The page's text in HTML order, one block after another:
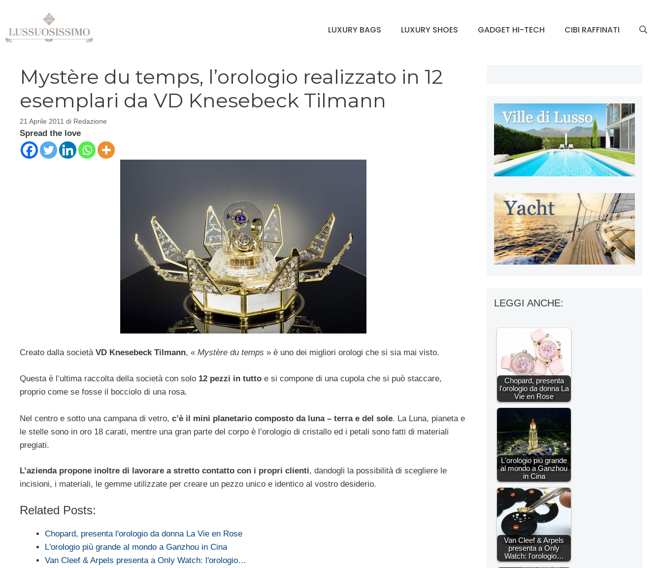
contenuto
LUXURY BAGS LUXURY SHOES GADGET HI-TECH CIBI RAFFINATI
Mystère du temps, l’orologio realizzato in 12
esemplari da VD Knesebeck Tilmann
21 Aprile 2011 di Redazione
Spread the love
Creato dalla società VD Knesebeck Tilmann, « Mystère du temps » è uno dei migliori orologi che si sia mai visto.
Questa è l’ultima raccolta della società con solo 12 pezzi in tutto e si compone di una cupola che si può staccare,
proprio come se fosse il bocciolo di una rosa.
Nel centro e sotto una campana di vetro, c’è il mini planetario composto da luna – terra e del sole. La Luna, pianeta e
le stelle sono in oro 18 carati, mentre una gran parte del corpo è l’orologio di cristallo ed i petali sono fatti di materiali
pregiati.
L’azienda propone inoltre di lavorare a stretto contatto con i propri clienti, dandogli la possibilità di scegliere le
incisioni, i materiali, le gemme utilizzate per creare un pezzo unico e identico al vostro desiderio.
Related Posts:
Chopard, presenta l'orologio da donna La Vie en Rose
L'orologio più grande al mondo a Ganzhou in Cina
Van Cleef & Arpels presenta a Only Watch: l'orologio…
LEGGI ANCHE:
Chopard, presenta
l'orologio da donna La
Vie en Rose
L'orologio più grande
al mondo a Ganzhou
in Cina
Van Cleef & Arpels
presenta a Only
Watch: l'orologio…